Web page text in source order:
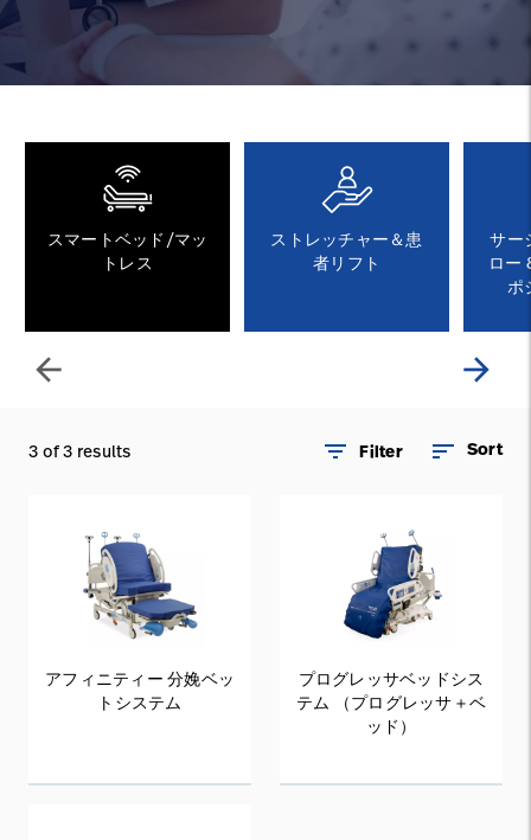
Baxter.com
お問い合わせ
Baxter.com launch
arrow_back
スマートベッド/マッ
トレス
ストレッチャー＆患
者リフト
サー
ロー
ポ
arrow_forward
3 of 3 results filter_list Filter sort Sort
アフィニティー 分娩ベッ
トシステム
プログレッサベッドシス
テム （プログレッサ＋ベ
ッド）